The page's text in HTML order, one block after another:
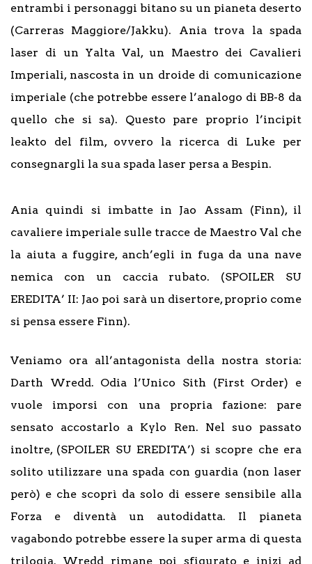
entrambi i personaggi bitano su un pianeta deserto
(Carreras Maggiore/Jakku). Ania trova la spada
laser di un Yalta Val, un Maestro dei Cavalieri
Imperiali, nascosta in un droide di comunicazione
imperiale (che potrebbe essere l’analogo di BB-8 da
quello che si sa). Questo pare proprio l’incipit
leakto del film, ovvero la ricerca di Luke per
consegnargli la sua spada laser persa a Bespin.
Ania quindi si imbatte in Jao Assam (Finn), il
cavaliere imperiale sulle tracce de Maestro Val che
la aiuta a fuggire, anch’egli in fuga da una nave
nemica con un caccia rubato. (SPOILER SU
EREDITA’ II: Jao poi sarà un disertore, proprio come
si pensa essere Finn).
Veniamo ora all’antagonista della nostra storia:
Darth Wredd. Odia l’Unico Sith (First Order) e
vuole imporsi con una propria fazione: pare
sensato accostarlo a Kylo Ren. Nel suo passato
inoltre, (SPOILER SU EREDITA’) si scopre che era
solito utilizzare una spada con guardia (non laser
però) e che scoprì da solo di essere sensibile alla
Forza e diventà un autodidatta. Il pianeta
vagabondo potrebbe essere la super arma di questa
trilogia. Wredd rimane poi sfigurato e inizi ad